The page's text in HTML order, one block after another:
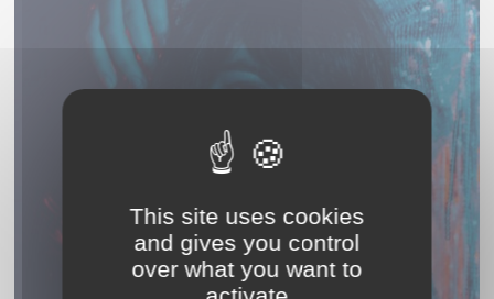
This site uses cookies
and gives you control
over what you want to